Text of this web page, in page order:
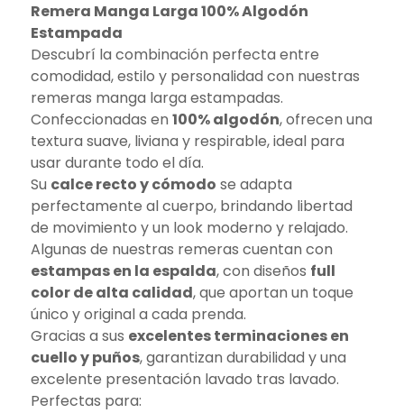
Remera Manga Larga 100% Algodón
Estampada
Descubrí la combinación perfecta entre
comodidad, estilo y personalidad con nuestras
remeras manga larga estampadas.
Confeccionadas en 100% algodón, ofrecen una
textura suave, liviana y respirable, ideal para
usar durante todo el día.
Su calce recto y cómodo se adapta
perfectamente al cuerpo, brindando libertad
de movimiento y un look moderno y relajado.
Algunas de nuestras remeras cuentan con
estampas en la espalda, con diseños full
color de alta calidad, que aportan un toque
único y original a cada prenda.
Gracias a sus excelentes terminaciones en
cuello y puños, garantizan durabilidad y una
excelente presentación lavado tras lavado.
Perfectas para: